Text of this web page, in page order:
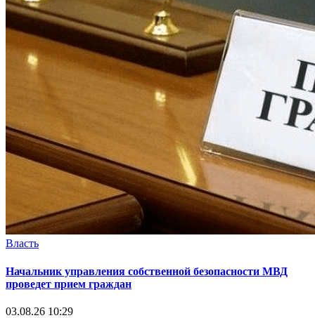
Власть
Начальник управления собственной безопасности МВД
проведет прием граждан
03.08.26 10:29